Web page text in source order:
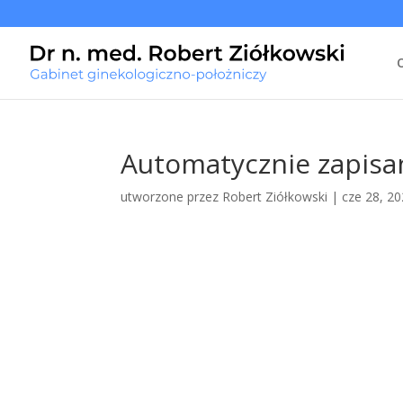
Automatycznie
utworzone przez Robert Ziółkowski | cze 28,